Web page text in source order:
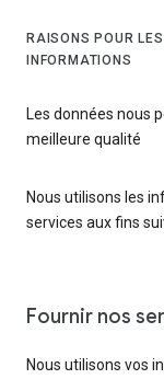
RAISONS POUR
INFORMATIONS
Les données nous
meilleure qualité
Nous utilisons les
services aux fins
Fournir nos
Nous utilisons vos